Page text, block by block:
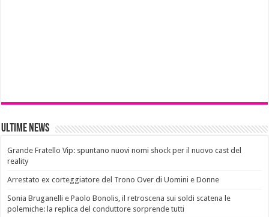
Ultime News
Grande Fratello Vip: spuntano nuovi nomi shock per il nuovo cast del
reality
Arrestato ex corteggiatore del Trono Over di Uomini e Donne
Sonia Bruganelli e Paolo Bonolis, il retroscena sui soldi scatena le
polemiche: la replica del conduttore sorprende tutti